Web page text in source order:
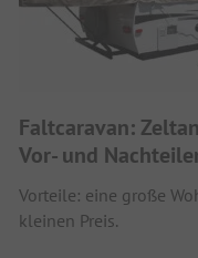
Faltcaravan:
Vor- und
Vorteile: eine große
kleinen Preis.